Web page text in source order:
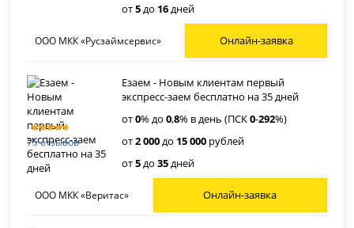
от5до 16дней
ООО МКК «Русзаймсервис» Онлайн-заявка
75 отзывов
Езаем - Новым клиентам первый
экспресс-заем бесплатно на 35 дней
от0% до0,8% в день (ПСК0-292%)
от2 000до 15 000 рублей
от5до35дней
ООО МКК «Веритас» Онлайн-заявка